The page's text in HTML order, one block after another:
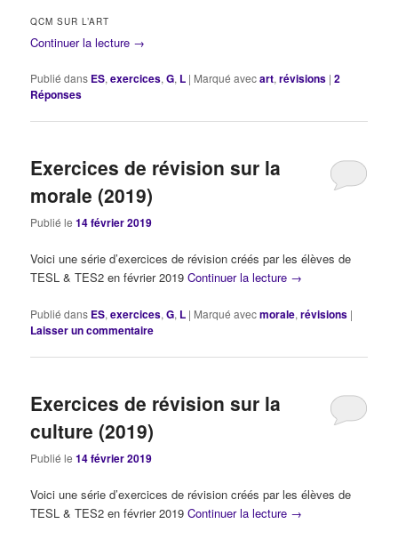
QCM SUR L’ART
Continuer la lecture →
Publié dans ES,exercices,G, L | Marqué avecart,révisions |2
Réponses
Exercices de révision sur la
morale (2019)
Publié le14 février 2019
Voici une série d’exercices de révision créés par les élèves de
TESL & TES2 en février 2019Continuer la lecture →
Publié dans ES,exercices,G, L | Marqué avecmorale,révisions |
Laisser un commentaire
Exercices de révision sur la
culture (2019)
Publié le14 février 2019
Voici une série d’exercices de révision créés par les élèves de
TESL & TES2 en février 2019Continuer la lecture →